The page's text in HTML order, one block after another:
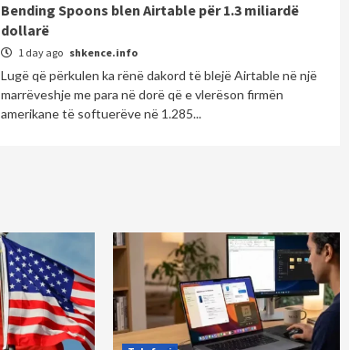
Bending Spoons blen Airtable për 1.3 miliardë
dollarë
1 day ago shkence.info
Lugë që përkulen ka rënë dakord të blejë Airtable në një
marrëveshje me para në dorë që e vlerëson firmën
amerikane të softuerëve në 1.285...